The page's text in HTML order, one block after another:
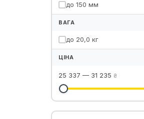
до 150 мм
ВАГА
до 20,0 кг
ЦІНА
25 337 — 31 235 ₴